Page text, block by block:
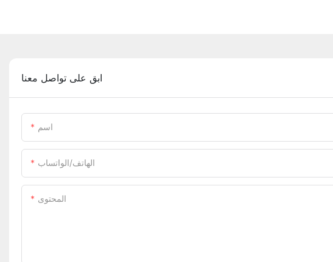
ابق على تواصل معنا
اسم
الهاتف/الواتساب
المحتوى